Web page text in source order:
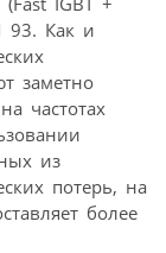
93. Как и
заметно
частотах
из
потерь, на
более